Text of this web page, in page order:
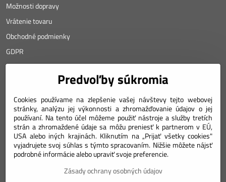
Možnosti dopravy
Vrátenie tovaru
Obchodné podmienky
GDPR
Angyalova 461/75
967 01 Kremnica
SLOVAKIA
Mobil: +421 911 633 688
e-mail: weiss(@)numizmatik.eu
Predvoľby súkromia
Cookies používame na zlepšenie vašej návštevy tejto webovej
stránky, analýzu jej výkonnosti a zhromažďovanie údajov o jej
používaní. Na tento účel môžeme použiť nástroje a služby tretích
strán a zhromaždené údaje sa môžu preniesť k partnerom v EÚ,
USA alebo iných krajinách. Kliknutím na „Prijať všetky cookies"
vyjadrujete svoj súhlas s týmto spracovaním. Nižšie môžete nájsť
podrobné informácie alebo upraviť svoje preferencie.
Zásady ochrany osobných údajov